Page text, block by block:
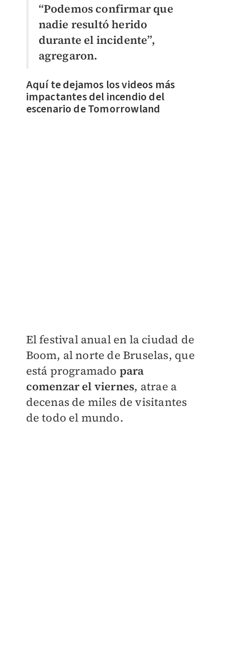
“Podemos confirmar que
nadie resultó herido
durante el incidente”,
agregaron.
Aquí te dejamos los videos más
impactantes del incendio del
escenario de Tomorrowland
​El festival anual en la ciudad de
Boom, al norte de Bruselas, que
está programado para
comenzar el viernes, atrae a
decenas de miles de visitantes
de todo el mundo.